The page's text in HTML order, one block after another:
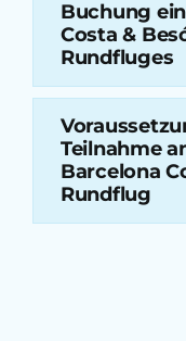
Buchung
Costa &
Rundfluges
Teilnahme
Barcelona
Rundflug